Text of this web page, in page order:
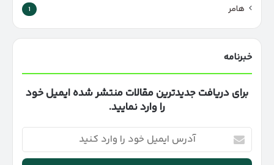
هامر 1
خبرنامه
برای دریافت جدیدترین مقالات منتشر شده ایمیل خود
را وارد نمایید.
آدرس
ایمیل
خود